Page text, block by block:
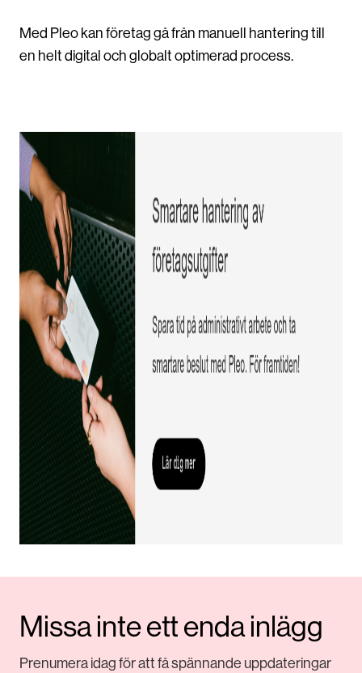
Med Pleo kan företag gå från manuell hantering till
en helt digital och globalt optimerad process.
Missa inte ett enda inlägg
Prenumera idag för att få spännande uppdateringar